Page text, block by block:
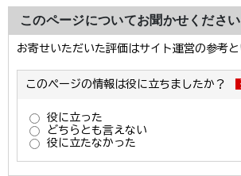
このページについてお聞かせください